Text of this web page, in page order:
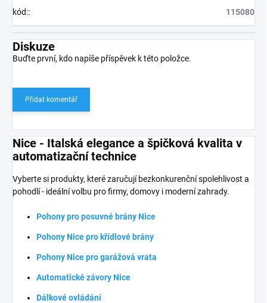
kód:: 115080
Diskuze
Buďte první, kdo napíše příspěvek k této položce.
Přidat komentář
Nice - Italská elegance a špičková kvalita v
automatizační technice
Vyberte si produkty, které zaručují bezkonkurenční spolehlivost a
pohodlí - ideální volbu pro firmy, domovy i moderní zahrady.
Pohony pro posuvné brány Nice
Pohony Nice pro křídlové brány
Pohony Nice pro garážová vrata
Automatické závory Nice
Dálkové ovládání